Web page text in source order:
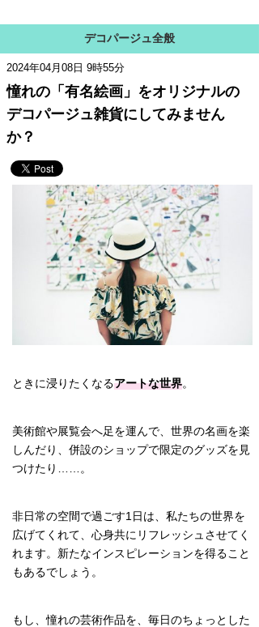
デコパージュ全般
2024年04月08日 9時55分
憧れの「有名絵画」をオリジナルの
デコパージュ雑貨にしてみません
か？
ときに浸りたくなるアートな世界。
美術館や展覧会へ足を運んで、世界の名画を楽
しんだり、併設のショップで限定のグッズを見
つけたり……。
非日常の空間で過ごす1日は、私たちの世界を
広げてくれて、心身共にリフレッシュさせてく
れます。新たなインスピレーションを得ること
もあるでしょう。
もし、憧れの芸術作品を、毎日のちょっとした